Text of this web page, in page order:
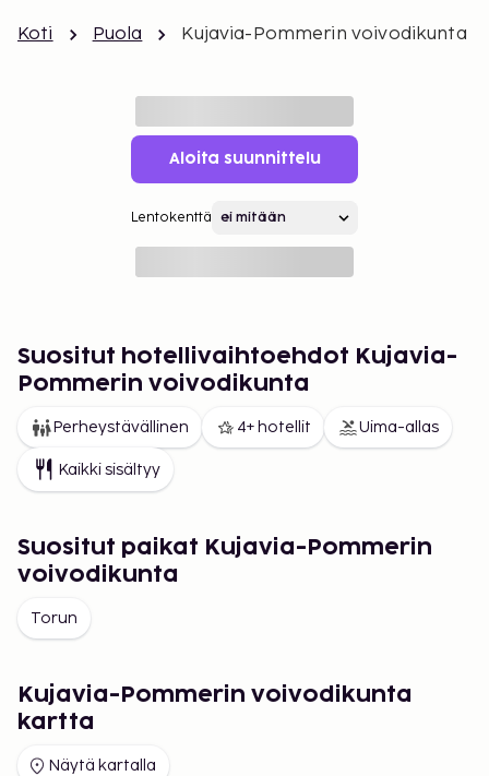
Koti Puola Kujavia-Pommerin voivodikunta
Aloita suunnittelu
Lentokenttä
Suositut hotellivaihtoehdot Kujavia-
Pommerin voivodikunta
Perheystävällinen 4+ hotellit Uima-allas
Kaikki sisältyy
Suositut paikat Kujavia-Pommerin
voivodikunta
Torun
Kujavia-Pommerin voivodikunta
kartta
Näytä kartalla